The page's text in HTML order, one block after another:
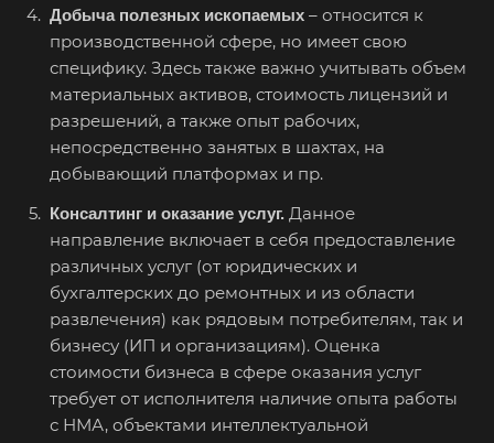
Добыча полезных ископаемых – относится к
производственной сфере, но имеет свою
специфику. Здесь также важно учитывать объем
материальных активов, стоимость лицензий и
разрешений, а также опыт рабочих,
непосредственно занятых в шахтах, на
добывающий платформах и пр.
Консалтинг и оказание услуг. Данное
направление включает в себя предоставление
различных услуг (от юридических и
бухгалтерских до ремонтных и из области
развлечения) как рядовым потребителям, так и
бизнесу (ИП и организациям). Оценка
стоимости бизнеса в сфере оказания услуг
требует от исполнителя наличие опыта работы
с НМА, объектами интеллектуальной
Балашиха
Барабинск
Барнаул
Батайск
Белая Калитва
Белгород
Белебей
Белово
Белогорск
Белорецк